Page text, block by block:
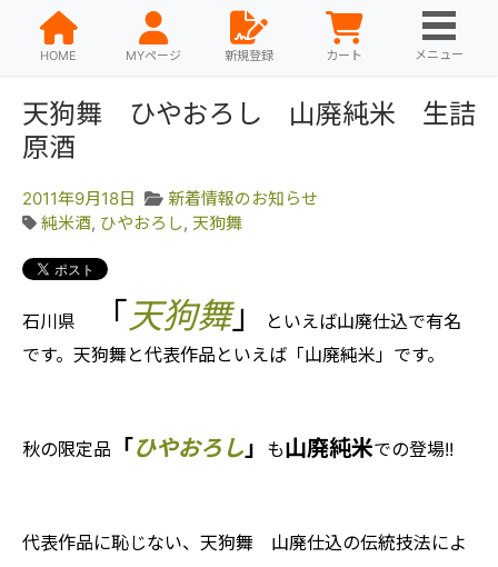
HOME MYページ 新規登録 カート メニュー
天狗舞 ひやおろし 山廃純米 生詰
原酒
2011年9月18日
新着情報のお知らせ
純米酒, ひやおろし, 天狗舞
石川県 「天狗舞」
といえば山廃仕込で有名
です。天狗舞と代表作品といえば「山廃純米」です。
秋の限定品 「ひやおろし」 も山廃純米での登場!!
代表作品に恥じない、天狗舞 山廃仕込の伝統技法によ